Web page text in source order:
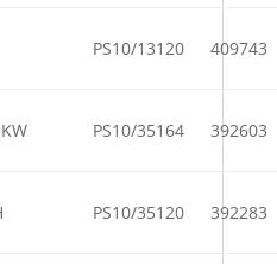
PS10/13120 409743
PS10/35164 392603
PS10/35120 392283